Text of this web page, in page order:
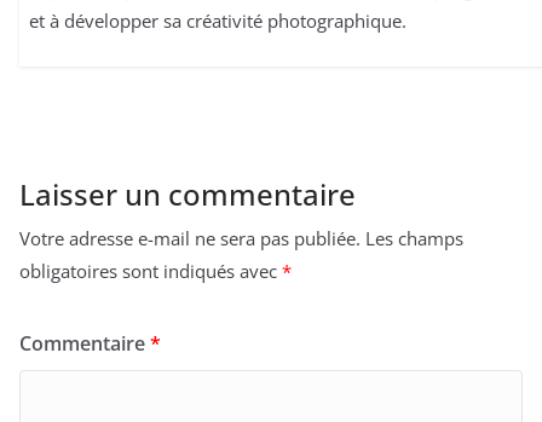
et à développer sa créativité photographique.
Laisser un commentaire
Votre adresse e-mail ne sera pas publiée. Les champs
obligatoires sont indiqués avec *
Commentaire*